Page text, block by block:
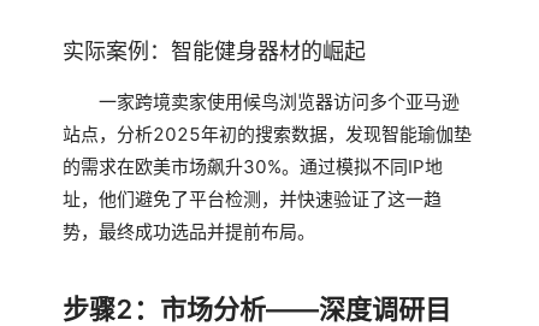
实际案例：智能健身器材的崛起
一家跨境卖家使用候鸟浏览器访问多个亚马逊
站点，分析2025年初的搜索数据，发现智能瑜伽垫
的需求在欧美市场飙升30%。通过模拟不同IP地
址，他们避免了平台检测，并快速验证了这一趋
势，最终成功选品并提前布局。
步骤2：市场分析——深度调研目